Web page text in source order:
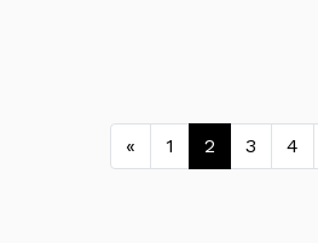
« 1 2 3 4